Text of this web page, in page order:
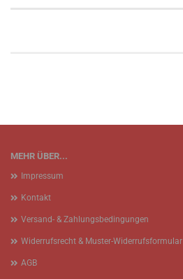
MEHR ÜBER...
Impressum
Kontakt
Versand- & Zahlungsbedingungen
Widerrufsrecht & Muster-Widerrufsformular
AGB